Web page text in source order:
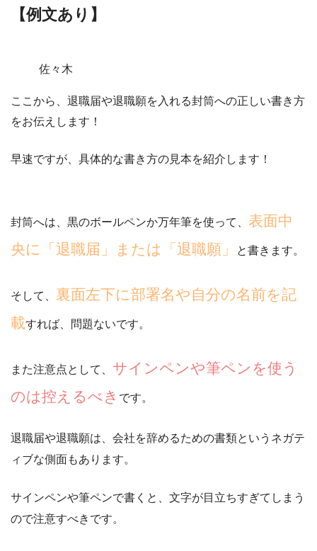
【例文あり】
佐々木
ここから、退職届や退職願を入れる封筒への正しい書き方
をお伝えします！
早速ですが、具体的な書き方の見本を紹介します！
封筒へは、黒のボールペンか万年筆を使って、 表面中
央に「退職届」または「退職願」
と書きます。
そして、 裏面左下に部署名や自分の名前を記
載すれば、問題ないです。
また注意点として、 サインペンや筆ペンを使う
のは控えるべき です。
退職届や退職願は、会社を辞めるための書類というネガテ
ィブな側面もあります。
サインペンや筆ペンで書くと、文字が目立ちすぎてしまう
ので注意すべきです。